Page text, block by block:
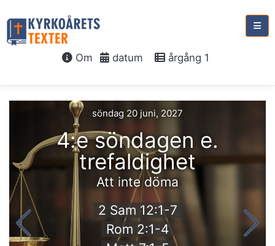
Om datum årgång 1
söndag 20 juni, 2027
4:e söndagen e.
trefaldighet
Att inte döma
2 Sam 12:1-7
Rom 2:1-4